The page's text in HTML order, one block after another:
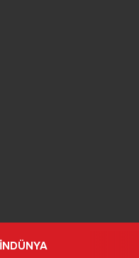
DÜNYA